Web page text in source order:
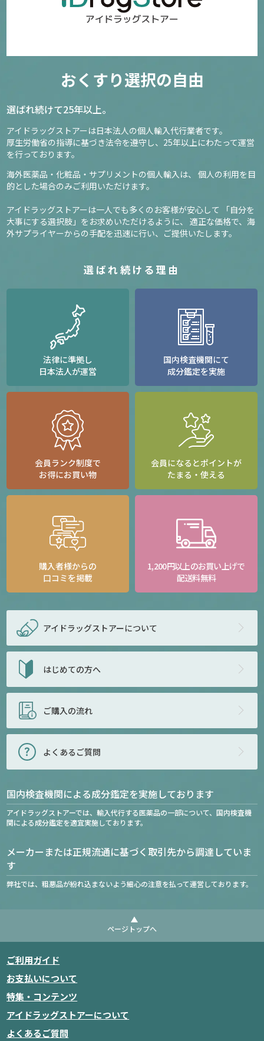
おくすり選択の自由
選ばれ続けて25年以上。
アイドラッグストアーは日本法人の個人輸入代行業者です。
厚生労働省の指導に基づき法令を遵守し、 25年以上にわたって運営
を行っております。
海外医薬品・化粧品・サプリメントの個人輸入は、
個人の利用を目
的とした場合のみご利用いただけます。
アイドラッグストアーは一人でも多くのお客様が安心して
「自分を
大事にする選択肢」をお求めいただけるように、
適正な価格で、海
外サプライヤーからの手配を迅速に行い、ご提供いたします。
選ばれ続ける理由
法律に準拠し
日本法人が運営
国内検査機関にて
成分鑑定を実施
会員ランク制度で
お得にお買い物
会員になるとポイントが
たまる・使える
購入者様からの
口コミを掲載
1,200円以上のお買い上げで
配送料無料
アイドラッグストアーについて
はじめての方へ
ご購入の流れ
よくあるご質問
国内検査機関による成分鑑定を実施しております
アイドラッグストアーでは、輸入代行する医薬品の一部について、国内検査機
関による成分鑑定を適宜実施しております。
メーカーまたは正規流通に基づく取引先から調達していま
す
弊社では、粗悪品が紛れ込まないよう細心の注意を払って運営しております。
ページトップへ
ご利用ガイド
お支払いについて
特集・コンテンツ
アイドラッグストアーについて
よくあるご質問